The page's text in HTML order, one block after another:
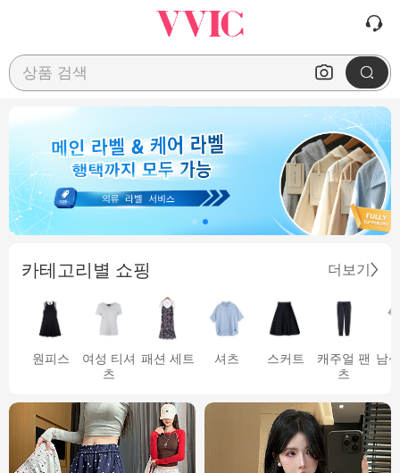
상품 검색
카테고리별 쇼핑 더보기
원피스
여성 티셔
츠
패션 세트 셔츠 스커트
캐주얼 팬
츠
남